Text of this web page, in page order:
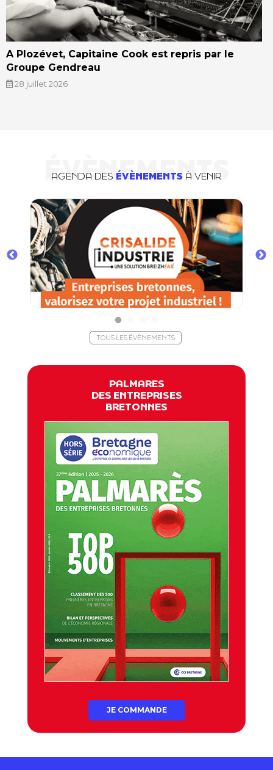
A Plozévet, Capitaine Cook est repris par le
Groupe Gendreau
28 juillet 2026
ÉVÈNEMENTS
AGENDA DES ÉVÈNEMENTS À VENIR
TOUS LES ÉVÈNEMENTS
PALMARES
DES ENTREPRISES
BRETONNES
JE COMMANDE